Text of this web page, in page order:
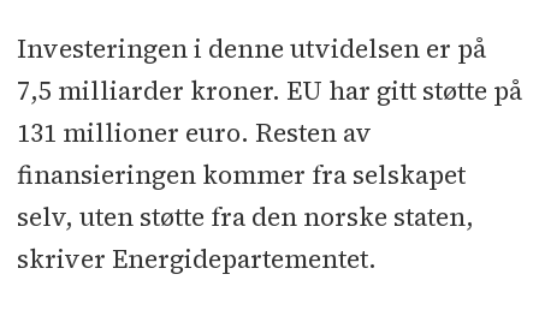
Investeringen i denne utvidelsen er på
7,5 milliarder kroner. EU har gitt støtte på
131 millioner euro. Resten av
finansieringen kommer fra selskapet
selv, uten støtte fra den norske staten,
skriver Energidepartementet.